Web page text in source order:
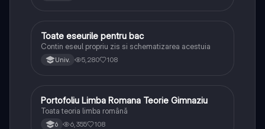
Limba și literatura română
Toate eseurile pentru bac
Contin eseul propriu zis si schematizarea acestuia
Univ. 5,280 108
Limba și literatura română
Portofoliu Limba Romana Teorie Gimnaziu
Toata teoria limba română
6 6,355 108